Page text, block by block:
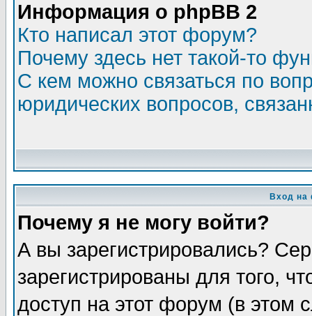
Информация о phpBB 2
Кто написал этот форум?
Почему здесь нет такой-то
С кем можно связаться по
юридических вопросов,
Вход на
Почему я не могу войти?
А вы зарегистрировались?
зарегистрированы для того,
доступ на этот форум (в этом